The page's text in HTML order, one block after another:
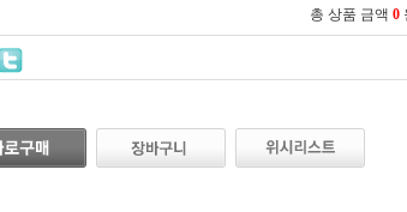
총 상품 금액 0